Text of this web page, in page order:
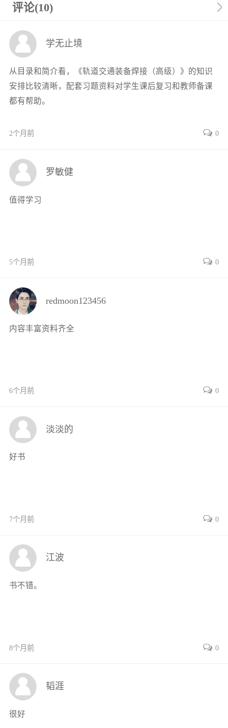
1.2.2铁路客车
1.3机车产业
1.4铁路货车产业
第2章 金属材料焊接工艺规程及评定
2.1一般原则
2.1.1焊接工艺规程及评定中的术语及定义
2.1.3焊接工艺规程编写和评定流程
2.2.1适用焊接方法
2.2.2焊接工艺试验
2.2.4试验和检测
2.3.2焊接工艺试验
2.3.4试验和检测
2.3.5认可范围
3.1焊接接头的设计
3.1.4安全等级
3.1.6焊接接头的制造要求
3.1.7接头制备
3.2.1焊接结构设计的基本要求
3.4轨道交通装备焊缝检测等级
3.5.1母材的选择
3.5.2焊接材料的选择
4.1焊条电弧焊
4.2.3送丝系统
4.2.5焊接材料
4.2.6气体保护焊教学要点
4.4机器人焊
评论(10)
学无止境
从目录和简介看，《轨道交通装备焊接（高级）》的知识
安排比较清晰，配套习题资料对学生课后复习和教师备课
都有帮助。
2个月前 0
罗敏健
值得学习
5个月前 0
redmoon123456
内容丰富资料齐全
6个月前 0
淡淡的
好书
7个月前 0
江波
书不错。
8个月前 0
韬涯
很好